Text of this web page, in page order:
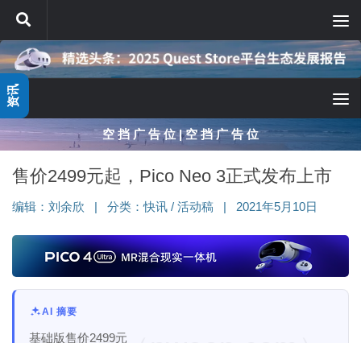
跳至内容
空 挡 广 告 位 | 空 挡 广 告 位
售价2499元起，Pico Neo 3正式发布上市
编辑： 刘余欣 分类：快讯 / 活动稿 2021年5月10日
AI 摘要
基础版售价2499元
资讯